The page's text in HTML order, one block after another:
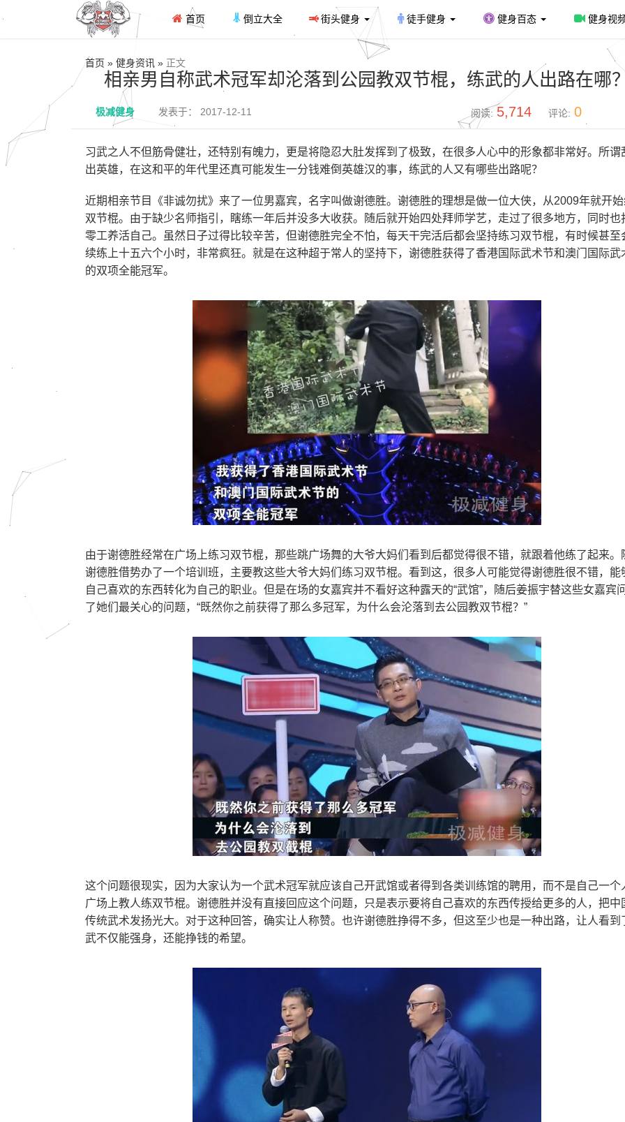
首页 倒立大全 街头健身 徒手健身 健身百态 健身视
首页 » 健身资讯 » 正文
相亲男自称武术冠军却沦落到公园教双节棍，练武的人出路在哪
极减健身 发表于： 2017-12-11 阅读: 5,714 评论: 0
习武之人不但筋骨健壮，还特别有魄力，更是将隐忍大肚发挥到了极致，在很多人心中的形象都非常好。所谓
出英雄，在这和平的年代里还真可能发生一分钱难倒英雄汉的事，练武的人又有哪些出路呢？
近期相亲节目《非诚勿扰》来了一位男嘉宾，名字叫做谢德胜。谢德胜的理想是做一位大侠，从2009年就开
双节棍。由于缺少名师指引，瞎练一年后并没多大收获。随后就开始四处拜师学艺，走过了很多地方，同时也
零工养活自己。虽然日子过得比较辛苦，但谢德胜完全不怕，每天干完活后都会坚持练习双节棍，有时候甚至
续练上十五六个小时，非常疯狂。就是在这种超于常人的坚持下，谢德胜获得了香港国际武术节和澳门国际武
的双项全能冠军。
由于谢德胜经常在广场上练习双节棍，那些跳广场舞的大爷大妈们看到后都觉得很不错，就跟着他练了起来。
谢德胜借势办了一个培训班，主要教这些大爷大妈们练习双节棍。看到这，很多人可能觉得谢德胜很不错，能
自己喜欢的东西转化为自己的职业。但是在场的女嘉宾并不看好这种露天的“武馆”，随后姜振宇替这些女嘉宾
了她们最关心的问题，“既然你之前获得了那么多冠军，为什么会沦落到去公园教双节棍？”
这个问题很现实，因为大家认为一个武术冠军就应该自己开武馆或者得到各类训练馆的聘用，而不是自己一个
广场上教人练双节棍。谢德胜并没有直接回应这个问题，只是表示要将自己喜欢的东西传授给更多的人，把中
传统武术发扬光大。对于这种回答，确实让人称赞。也许谢德胜挣得不多，但这至少也是一种出路，让人看到
武不仅能强身，还能挣钱的希望。